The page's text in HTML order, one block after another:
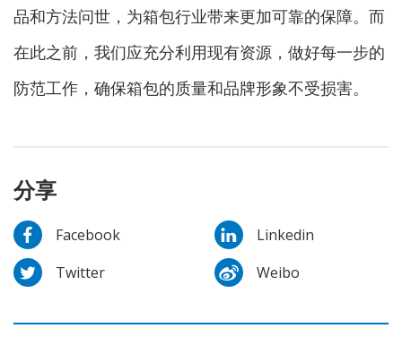
品和方法问世，为箱包行业带来更加可靠的保障。而
在此之前，我们应充分利用现有资源，做好每一步的
防范工作，确保箱包的质量和品牌形象不受损害。
分享
Facebook
Linkedin
Twitter
Weibo